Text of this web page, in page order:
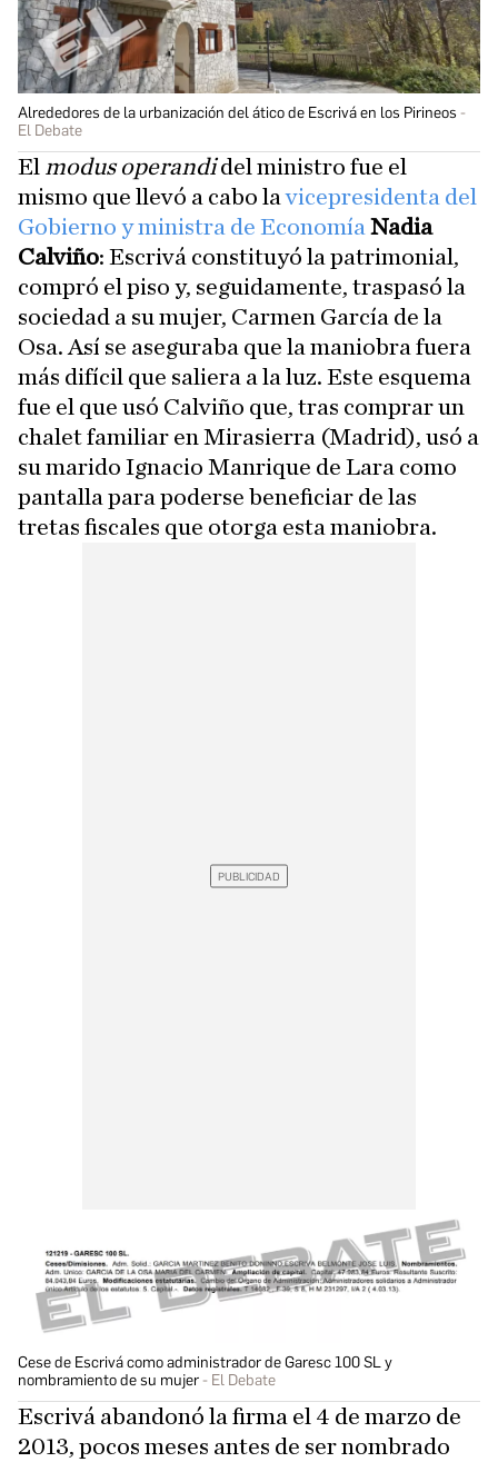
Alrededores de la urbanización del ático de Escrivá en los Pirineos
El Debate
El modus operandidel ministro fue el
mismo que llevó a cabo la vicepresidenta del
Gobierno y ministra de Economía Nadia
Calviño: Escrivá constituyó la patrimonial,
compró el piso y, seguidamente, traspasó la
sociedad a su mujer, Carmen García de la
Osa. Así se aseguraba que la maniobra fuera
más difícil que saliera a la luz. Este esquema
fue el que usó Calviño que, tras comprar un
chalet familiar en Mirasierra (Madrid), usó a
su marido Ignacio Manrique de Lara como
pantalla para poderse beneficiar de las
tretas fiscales que otorga esta maniobra.
Cese de Escrivá como administrador de Garesc 100 SL y
nombramiento de su mujer
El Debate
Escrivá abandonó la firma el 4 de marzo de
2013, pocos meses antes de ser nombrado